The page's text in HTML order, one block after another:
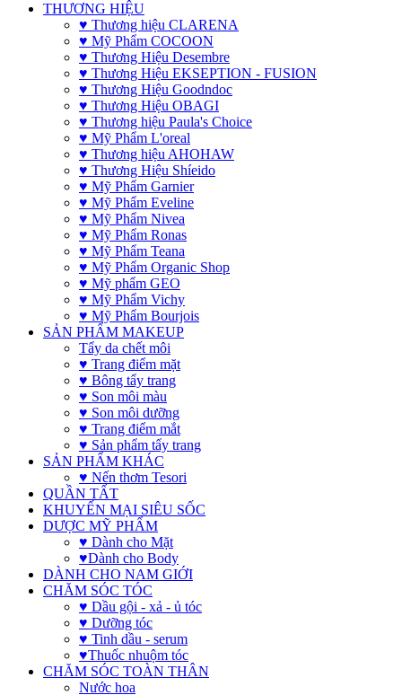
THƯƠNG HIỆU
♥ Thương hiệu CLARENA
♥ Mỹ Phẩm COCOON
♥ Thương Hiệu Desembre
♥ Thương Hiệu EKSEPTION - FUSION
♥ Thương Hiệu Goodndoc
♥ Thương Hiệu OBAGI
♥ Thương hiệu Paula's Choice
♥ Mỹ Phẩm L'oreal
♥ Thương hiệu AHOHAW
♥ Thương Hiệu Shíeido
♥ Mỹ Phẩm Garnier
♥ Mỹ Phẩm Eveline
♥ Mỹ Phẩm Nivea
♥ Mỹ Phẩm Ronas
♥ Mỹ Phẩm Teana
♥ Mỹ Phẩm Organic Shop
♥ Mỹ phẩm GEO
♥ Mỹ Phẩm Vichy
♥ Mỹ Phẩm Bourjois
SẢN PHẨM MAKEUP
Tẩy da chết môi
♥ Trang điểm mặt
♥ Bông tẩy trang
♥ Son môi màu
♥ Son môi dưỡng
♥ Trang điểm mắt
♥ Sản phẩm tẩy trang
SẢN PHẨM KHÁC
♥ Nến thơm Tesori
QUẦN TẤT
KHUYẾN MẠI SIÊU SỐC
DƯỢC MỸ PHẨM
♥ Dành cho Mặt
♥Dành cho Body
DÀNH CHO NAM GIỚI
CHĂM SÓC TÓC
♥ Dầu gội - xả - ủ tóc
♥ Dưỡng tóc
♥ Tinh dầu - serum
♥Thuốc nhuộm tóc
CHĂM SÓC TOÀN THÂN
Nước hoa